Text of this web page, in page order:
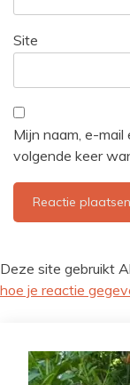
Site
Mijn naam, e-
volgende keer
Deze site gebruikt
hoe je reactie